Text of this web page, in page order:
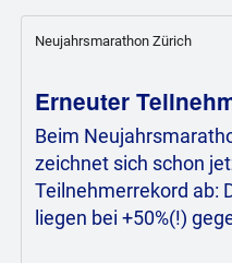
Neujahrsmarathon Zürich
Erneuter
Beim
zeichnet sich schon
Teilnehmerrekord ab:
liegen bei +50%(!)